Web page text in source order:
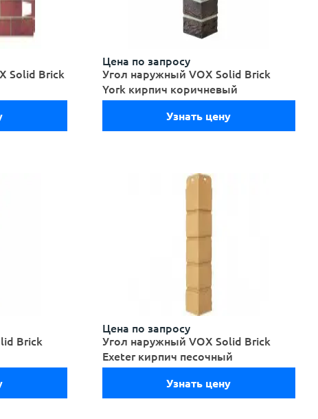
Solid Brick
Цена по запросу
Угол наружный VOX Solid Brick
York кирпич коричневый
Узнать цену
Brick
Цена по запросу
Угол наружный VOX Solid Brick
Exeter кирпич песочный
Узнать цену